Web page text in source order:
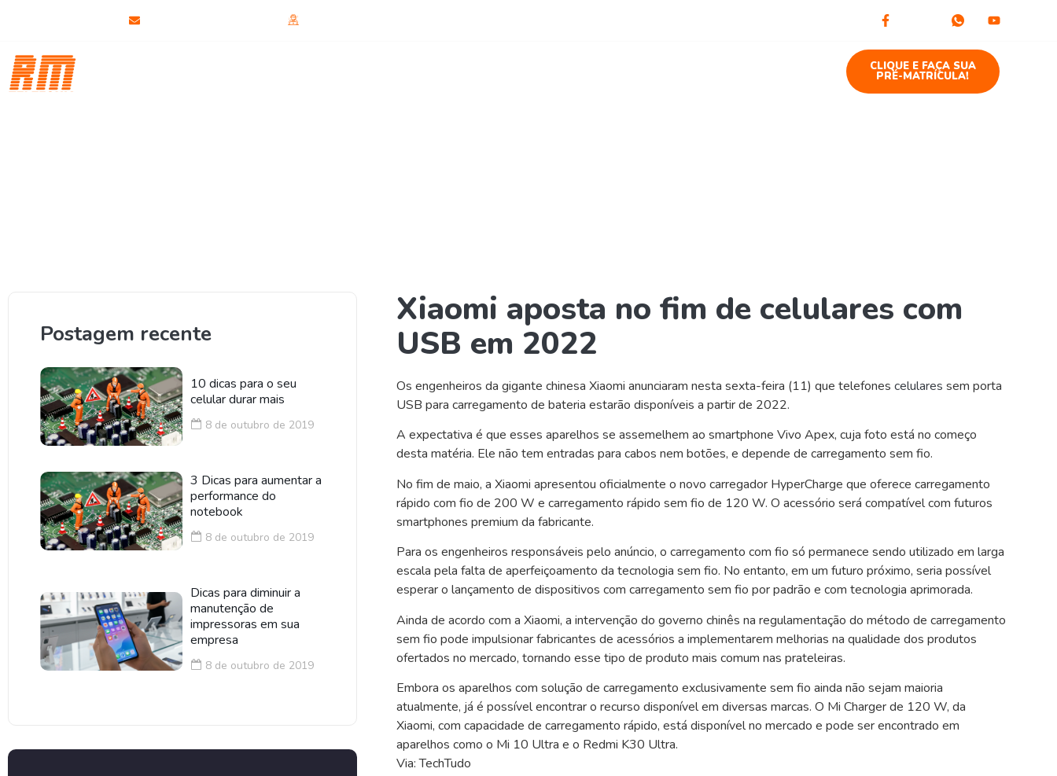
CLIQUE E FAÇA SUA
PRÉ-MATRÍCULA!
Postagem recente
10 dicas para o seu
celular durar mais
8 de outubro de 2019
3 Dicas para aumentar a
performance do
notebook
8 de outubro de 2019
Dicas para diminuir a
manutenção de
impressoras em sua
empresa
8 de outubro de 2019
Xiaomi aposta no fim de celulares com
USB em 2022
Os engenheiros da gigante chinesa Xiaomi anunciaram nesta sexta-feira (11) que telefonescelulares sem porta
USB para carregamento de bateria estarão disponíveis a partir de 2022.
A expectativa é que esses aparelhos se assemelhem ao smartphone Vivo Apex, cuja foto está no começo
desta matéria. Ele não tem entradas para cabos nem botões, e depende de carregamento sem fio.
No fim de maio, a Xiaomi apresentou oficialmente o novo carregador HyperCharge que oferece carregamento
rápido com fio de 200 W e carregamento rápido sem fio de 120 W. O acessório será compatível com futuros
smartphones premium da fabricante.
Para os engenheiros responsáveis pelo anúncio, o carregamento com fio só permanece sendo utilizado em larga
escala pela falta de aperfeiçoamento da tecnologia sem fio. No entanto, em um futuro próximo, seria possível
esperar o lançamento de dispositivos com carregamento sem fio por padrão e com tecnologia aprimorada.
Ainda de acordo com a Xiaomi, a intervenção do governo chinês na regulamentação do método de carregamento
sem fio pode impulsionar fabricantes de acessórios a implementarem melhorias na qualidade dos produtos
ofertados no mercado, tornando esse tipo de produto mais comum nas prateleiras.
Embora os aparelhos com solução de carregamento exclusivamente sem fio ainda não sejam maioria
atualmente, já é possível encontrar o recurso disponível em diversas marcas. O Mi Charger de 120 W, da
Xiaomi, com capacidade de carregamento rápido, está disponível no mercado e pode ser encontrado em
aparelhos como o Mi 10 Ultra e o Redmi K30 Ultra.
Via: TechTudo